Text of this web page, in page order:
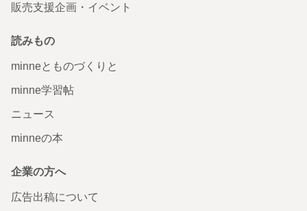
販売支援企画・イベント
読みもの
minneとものづくりと
minne学習帖
ニュース
minneの本
企業の方へ
広告出稿について